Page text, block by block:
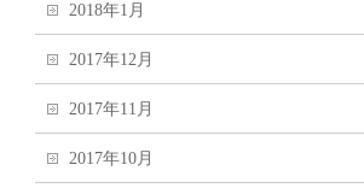
2018年1月
2017年12月
2017年11月
2017年10月